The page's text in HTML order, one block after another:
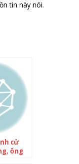
tin này nói.
cử
ông